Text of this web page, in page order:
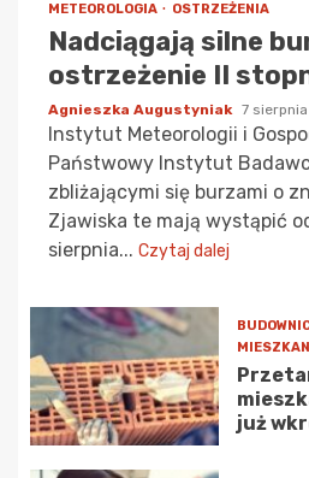
METEOROLOGIA OSTRZEŻENIA
Nadciągają silne
ostrzeżenie II
Agnieszka Augustyniak 7
Instytut Meteorologii i
Państwowy Instytut
zbliżającymi się burzami o
Zjawiska te mają wystąpić
sierpnia... Czytaj dalej
już